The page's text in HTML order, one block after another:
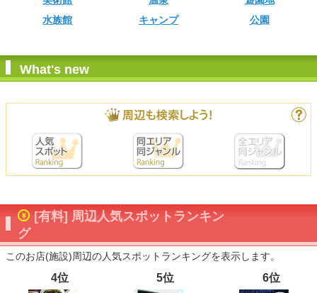
水族館
キャンプ 公園
What's new
[有料] 周辺人気スポットランキン
グ
このお店(施設)周辺の人気スポットランキングを表示します。
4位 5位 6位